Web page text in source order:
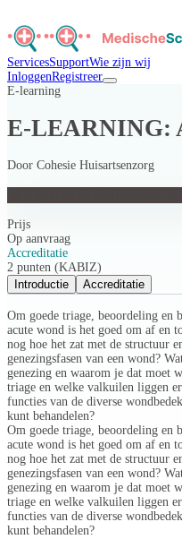
ServicesSupportWie zijn wij
InloggenRegistreer
E-learning
E-LEARNING:
Door Cohesie Huisartsenzorg
Prijs
Op aanvraag
Accreditatie
2 punten (KABIZ)
Introductie
Accreditatie
Om goede triage, beoordeling en
acute wond is het goed om af en
nog hoe het zat met de structuur
genezingsfasen van een wond?
genezing en waarom je dat moet
triage en welke valkuilen liggen
functies van de diverse
kunt behandelen?
Om goede triage, beoordeling en
acute wond is het goed om af en
nog hoe het zat met de structuur
genezingsfasen van een wond?
genezing en waarom je dat moet
triage en welke valkuilen liggen
functies van de diverse
kunt behandelen?